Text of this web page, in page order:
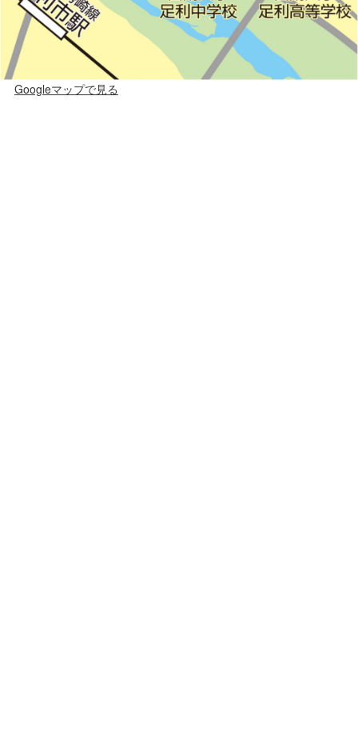
Googleマップで見る